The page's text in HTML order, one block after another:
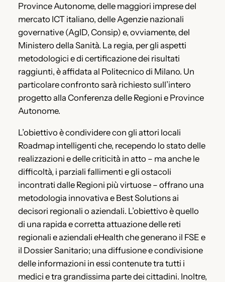
Province Autonome, delle maggiori imprese del
mercato ICT italiano, delle Agenzie nazionali
governative (AgID, Consip) e, ovviamente, del
Ministero della Sanità. La regia, per gli aspetti
metodologici e di certificazione dei risultati
raggiunti, è affidata al Politecnico di Milano. Un
particolare confronto sarà richiesto sull’intero
progetto alla Conferenza delle Regioni e Province
Autonome.
L’obiettivo è condividere con gli attori locali
Roadmap intelligenti che, recependo lo stato delle
realizzazioni e delle criticità in atto – ma anche le
difficoltà, i parziali fallimenti e gli ostacoli
incontrati dalle Regioni più virtuose – offrano una
metodologia innovativa e Best Solutions ai
decisori regionali o aziendali. L’obiettivo è quello
di una rapida e corretta attuazione delle reti
regionali e aziendali eHealth che generano il FSE e
il Dossier Sanitario; una diffusione e condivisione
delle informazioni in essi contenute tra tutti i
medici e tra grandissima parte dei cittadini. Inoltre,